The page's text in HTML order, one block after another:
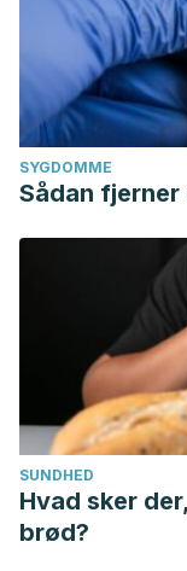
SYGDOMME
Sådan fjerner
SUNDHED
Hvad sker
brød?